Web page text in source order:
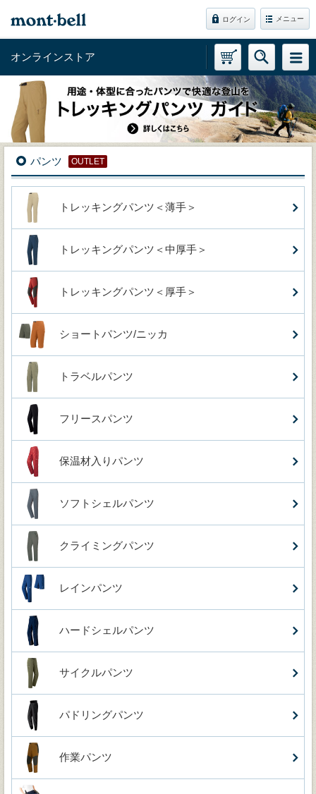
ログイン メニュー
オンラインストア
パンツ OUTLET
トレッキングパンツ＜薄手＞
トレッキングパンツ＜中厚手＞
トレッキングパンツ＜厚手＞
ショートパンツ/ニッカ
トラベルパンツ
フリースパンツ
保温材入りパンツ
ソフトシェルパンツ
クライミングパンツ
レインパンツ
ハードシェルパンツ
サイクルパンツ
パドリングパンツ
作業パンツ